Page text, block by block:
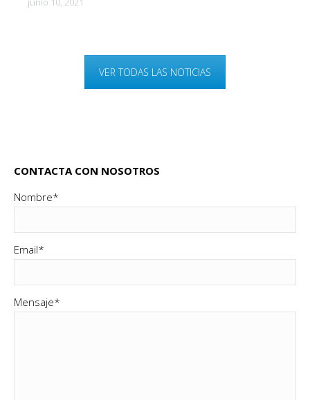
VER TODAS LAS NOTICIAS
CONTACTA CON NOSOTROS
Nombre*
Email*
Mensaje*